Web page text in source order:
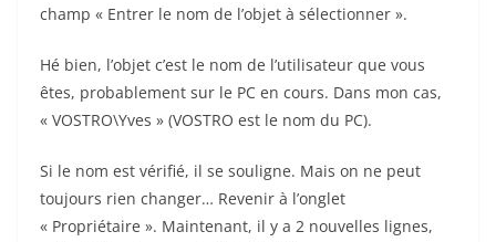
champ « Entrer le nom de l’objet à sélectionner ».
Hé bien, l’objet c’est le nom de l’utilisateur que vous
êtes, probablement sur le PC en cours. Dans mon cas,
« VOSTRO\Yves » (VOSTRO est le nom du PC).
Si le nom est vérifié, il se souligne. Mais on ne peut
toujours rien changer… Revenir à l’onglet
« Propriétaire ». Maintenant, il y a 2 nouvelles lignes,